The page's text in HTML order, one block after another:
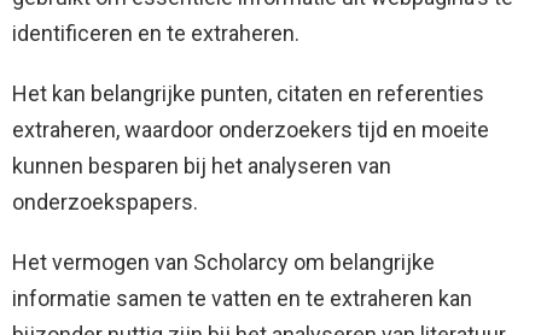
identificeren en te extraheren.
Het kan belangrijke punten, citaten en referenties
extraheren, waardoor onderzoekers tijd en moeite
kunnen besparen bij het analyseren van
onderzoekspapers.
Het vermogen van Scholarcy om belangrijke
informatie samen te vatten en te extraheren kan